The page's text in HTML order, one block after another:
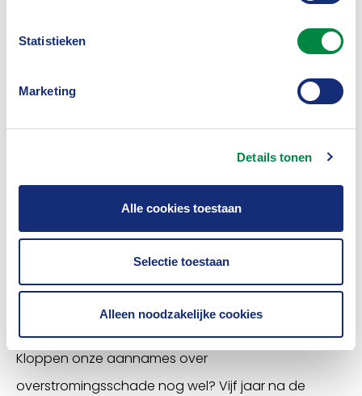
Statistieken
Marketing
Details tonen
Alle cookies toestaan
Selectie toestaan
Alleen noodzakelijke cookies
Tijd voor een update?
Kloppen onze aannames over
overstromingsschade nog wel? Vijf jaar na de